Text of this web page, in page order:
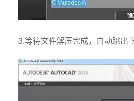
3.等待文件解压完成，自动跳出